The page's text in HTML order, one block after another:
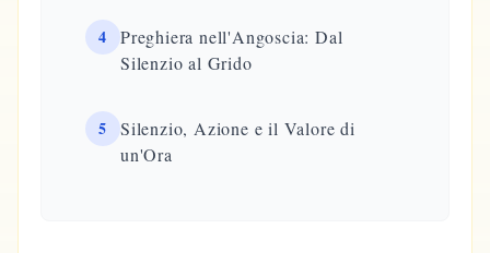
4
Preghiera nell'Angoscia: Dal
Silenzio al Grido
5
Silenzio, Azione e il Valore di
un'Ora